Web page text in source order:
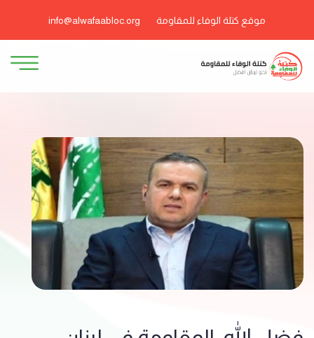
موقع كتلة الوفاء للمقاومة info@alwafaabloc.org